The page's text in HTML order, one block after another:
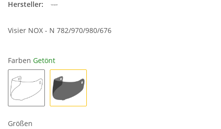
Hersteller:
Visier NOX - N 782/970/980/676
Farben Getönt
Größen